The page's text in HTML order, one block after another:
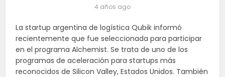
4 años ago
La startup argentina de logística Qubik informó
recientemente que fue seleccionada para participar
en el programa Alchemist. Se trata de uno de los
programas de aceleración para startups más
reconocidos de Silicon Valley, Estados Unidos. También